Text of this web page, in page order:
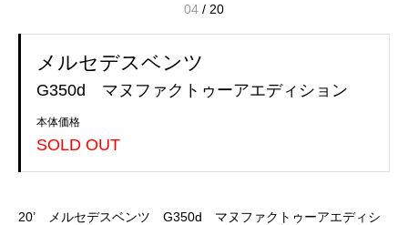
04 / 20
メルセデスベンツ
G350d マヌファクトゥーアエディション
本体価格
SOLD OUT
20’ メルセデスベンツ G350d マヌファクトゥーアエディシ